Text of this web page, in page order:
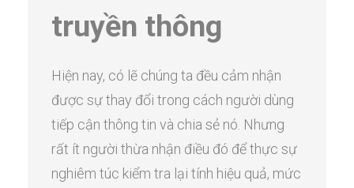
truyền thông
Hiện nay, có lẽ chúng ta đều cảm nhận
được sự thay đổi trong cách người dùng
tiếp cận thông tin và chia sẻ nó. Nhưng
rất ít người thừa nhận điều đó để thực sự
nghiêm túc kiểm tra lại tính hiệu quả, mức